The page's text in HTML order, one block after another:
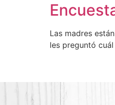
Las madres
les preguntó